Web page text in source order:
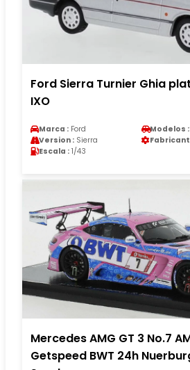
Ford Sierra Turnier Ghia
IXO
Marca : Ford Modelos :
Version : Sierra
Escala : 1/43
Mercedes AMG GT 3 No.7
Getspeed BWT 24h